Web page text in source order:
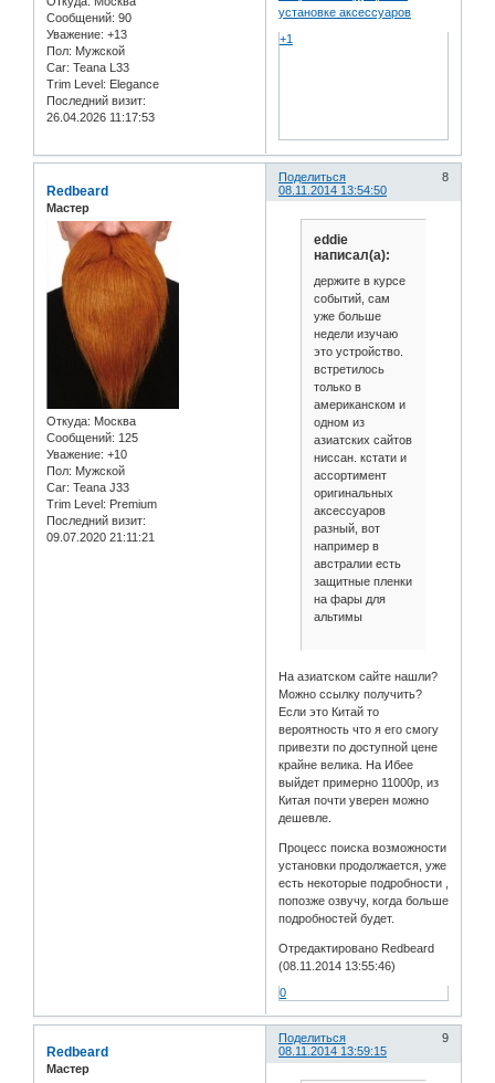
Сообщений: 90
Уважение: +13
Пол: Мужской
Car: Teana L33
Trim Level: Elegance
Последний визит:
26.04.2026 11:17:53
установке аксессуаров
+1
Поделиться
8
08.11.2014 13:54:50
Redbeard
Мастер
Откуда: Москва
Сообщений: 125
Уважение: +10
Пол: Мужской
Car: Teana J33
Trim Level: Premium
Последний визит:
09.07.2020 21:11:21
eddie
написал(а):
держите в курсе
событий, сам
уже больше
недели изучаю
это устройство.
встретилось
только в
американском и
одном из
азиатских сайтов
ниссан. кстати и
ассортимент
оригинальных
аксессуаров
разный, вот
например в
австралии есть
защитные пленки
на фары для
альтимы
На азиатском сайте нашли?
Можно ссылку получить?
Если это Китай то
вероятность что я его смогу
привезти по доступной цене
крайне велика. На Ибее
выйдет примерно 11000р, из
Китая почти уверен можно
дешевле.
Процесс поиска возможности
установки продолжается, уже
есть некоторые подробности ,
попозже озвучу, когда больше
подробностей будет.
Отредактировано Redbeard
(08.11.2014 13:55:46)
0
Поделиться
9
08.11.2014 13:59:15
Redbeard
Мастер